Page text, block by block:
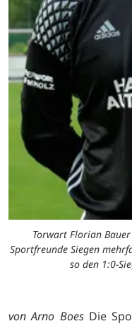
Torwart Florian
Sportfreunde Siegen
so den 1:0-
von Arno BoesDie